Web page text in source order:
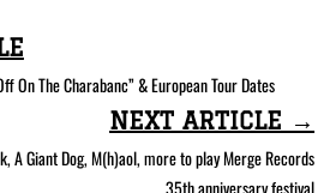
On The Charabanc” & European Tour Dates
NEXT ARTICLE →
A Giant Dog, M(h)aol, more to play Merge Records
35th anniversary festival